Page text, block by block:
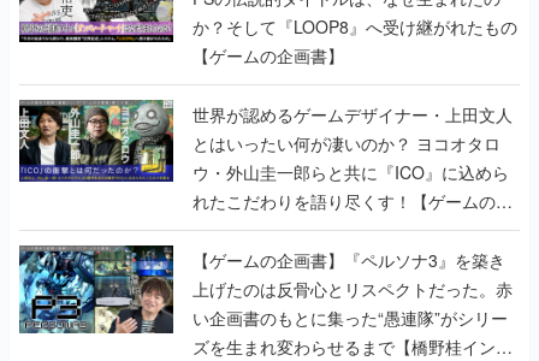
か？そして『LOOP8』へ受け継がれたもの
【ゲームの企画書】
世界が認めるゲームデザイナー・上田文人
とはいったい何が凄いのか？ ヨコオタロ
ウ・外山圭一郎らと共に『ICO』に込めら
れたこだわりを語り尽くす！【ゲームの企
画書】
【ゲームの企画書】『ペルソナ3』を築き
上げたのは反骨心とリスペクトだった。赤
い企画書のもとに集った“愚連隊”がシリー
ズを生まれ変わらせるまで【橋野桂インタ